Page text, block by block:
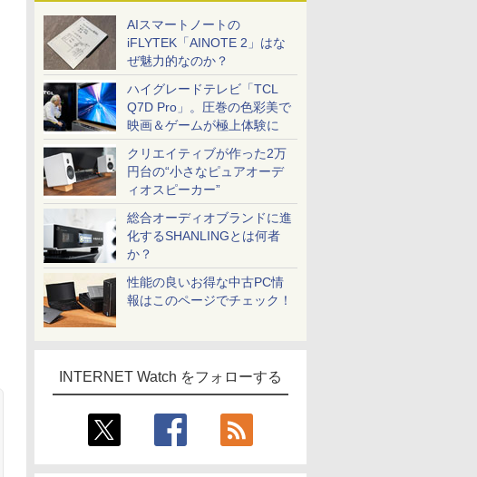
AIスマートノートの
iFLYTEK「AINOTE 2」はな
ぜ魅力的なのか？
ハイグレードテレビ「TCL
Q7D Pro」。圧巻の色彩美で
映画＆ゲームが極上体験に
クリエイティブが作った2万
円台の“小さなピュアオーデ
ィオスピーカー”
総合オーディオブランドに進
化するSHANLINGとは何者
か？
性能の良いお得な中古PC情
報はこのページでチェック！
INTERNET Watch をフォローする